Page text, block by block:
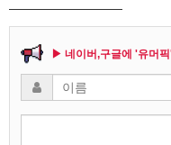
▶ 네이버,구글에 '유머